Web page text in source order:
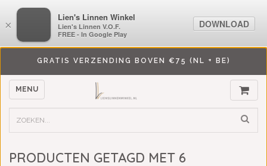
GRATIS VERZENDING BOVEN €75 (NL + BE)
MENU
PRODUCTEN GETAGD MET 6
×
LiensLinnenwinkel.nl
Lien's Linnen V.O.F.
FREE - In Google Play
DOWNLOAD
×
Lien's Linnen Winkel
Lien's Linnen V.O.F.
FREE - In Google Play
DOWNLOAD